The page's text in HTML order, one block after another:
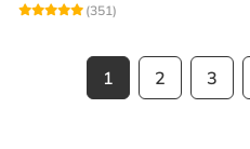
(351)
1 2 3